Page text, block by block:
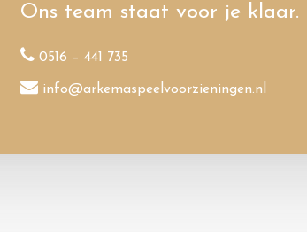
Ons team staat voor je klaar.
0516 – 441 735
info@arkemaspeelvoorzieningen.nl